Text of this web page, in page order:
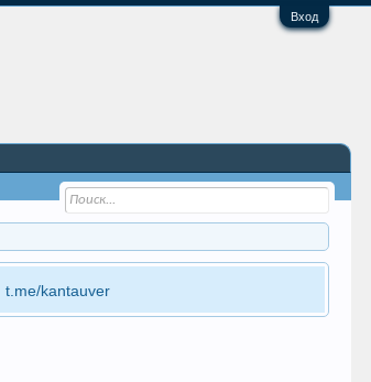
Вход
t.me/kantauver